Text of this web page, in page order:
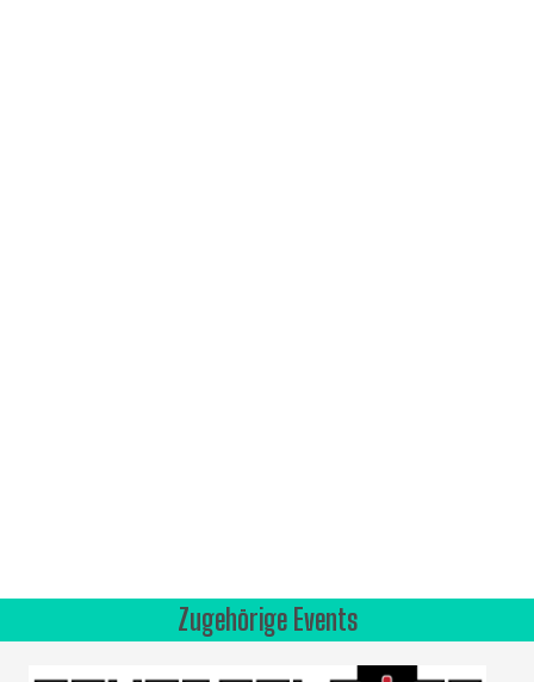
Zugehörige Events